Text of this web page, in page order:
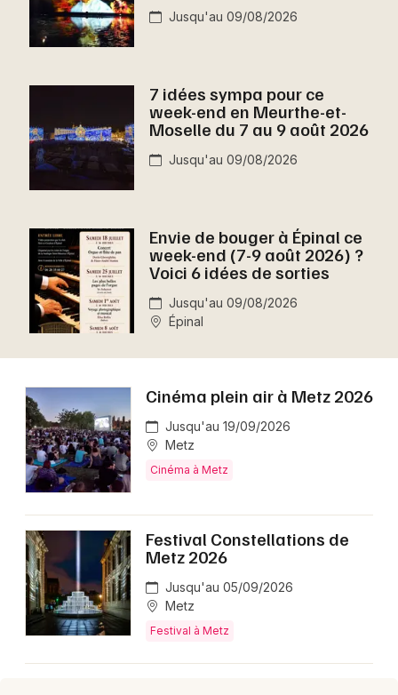
Concerts
Sorties famille
Expos
Sorties & loisirs
Aujourd'hui dans le Grand Est
Newsletter des sorties
Artistes en tournée
Actus en Lorraine
Magazine en Lorraine
Nice
Toulouse
Toutes les villes
Jusqu'au 09/08/2026
7 idées sympa pour ce
week-end en Meurthe-et-
Moselle du 7 au 9 août 2026
Jusqu'au 09/08/2026
Envie de bouger à Épinal ce
week-end (7-9 août 2026) ?
Voici 6 idées de sorties
Jusqu'au 09/08/2026
Épinal
Cinéma plein air à Metz 2026
Jusqu'au 19/09/2026
Metz
Cinéma à Metz
Festival Constellations de
Metz 2026
Jusqu'au 05/09/2026
Metz
Festival à Metz